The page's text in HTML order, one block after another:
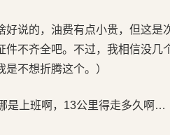
好说的，油费有点小贵，但这是
件不齐全吧。不过，我相信没几
不想折腾这个。）
是上班啊，13公里得走多久啊…